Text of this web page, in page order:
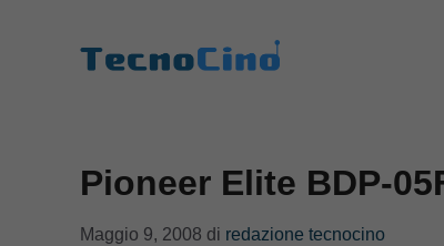
Pioneer Elite BDP-
Maggio 9, 2008 di redazione tecnocino